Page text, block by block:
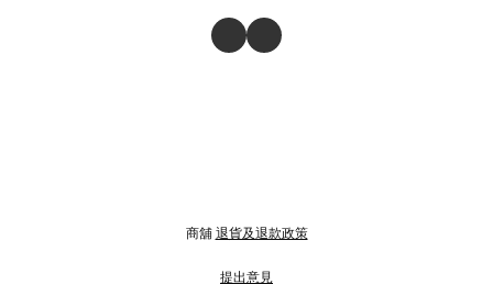
商舖 退貨及退款政策
提出意見